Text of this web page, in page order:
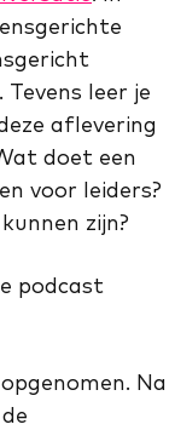
leer je
aflevering
doet een
voor leiders?
zijn?
podcast
Na